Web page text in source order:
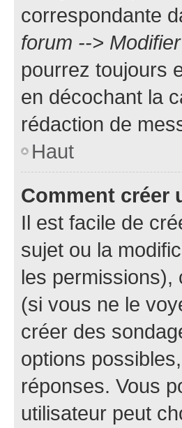
correspondante
forum -->
pourrez toujours
en décochant la
rédaction de
Haut
Comment créer
Il est facile de
sujet ou la
les permissions),
(si vous ne le
créer des
options
réponses. Vous
utilisateur peut